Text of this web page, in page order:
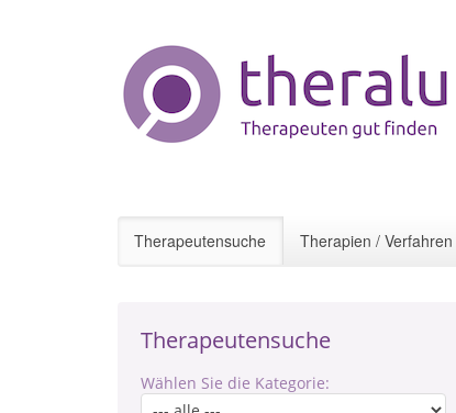
Therapeutensuche Therapien / Verfahren
Therapeutensuche
Wählen Sie die Kategorie: